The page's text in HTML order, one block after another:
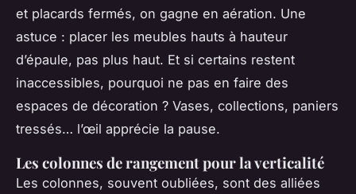
et placards fermés, on gagne en aération. Une
astuce : placer les meubles hauts à hauteur
d’épaule, pas plus haut. Et si certains restent
inaccessibles, pourquoi ne pas en faire des
espaces de décoration ? Vases, collections, paniers
tressés… l’œil apprécie la pause.
Les colonnes de rangement pour la verticalité
Les colonnes, souvent oubliées, sont des alliées